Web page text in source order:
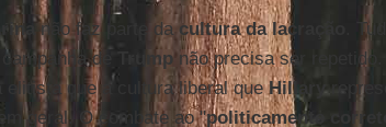
não faz parte dacultura da lacração
.
campanha de Trumpnão precisa ser
elitista que a cultura liberal queHillary
geral. O combate ao "politicamente